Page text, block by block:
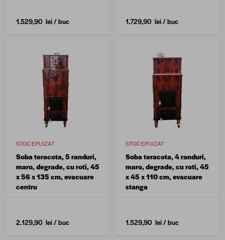
1.529,90 lei/ buc 1.729,90 lei/ buc
STOC EPUIZAT
Soba teracota, 5 randuri,
maro, degrade, cu roti, 45
x 56 x 135 cm, evacuare
centru
2.129,90 lei/ buc
STOC EPUIZAT
Soba teracota, 4 randuri,
maro, degrade, cu roti, 45
x 45 x 110 cm, evacuare
stanga
1.529,90 lei/ buc